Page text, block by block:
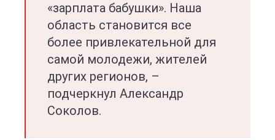
«зарплата бабушки». Наша
область становится все
более привлекательной для
самой молодежи, жителей
других регионов, –
подчеркнул Александр
Соколов.